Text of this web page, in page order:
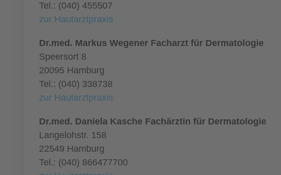
Tel.: (040) 455507
zur Hautarztpraxis
Dr.med. Markus Wegener Facharzt für Dermatologie
Speersort 8
20095 Hamburg
Tel.: (040) 338738
zur Hautarztpraxis
Dr.med. Daniela Kasche Fachärztin für Dermatologie
Langelohstr. 158
22549 Hamburg
Tel.: (040) 866477700